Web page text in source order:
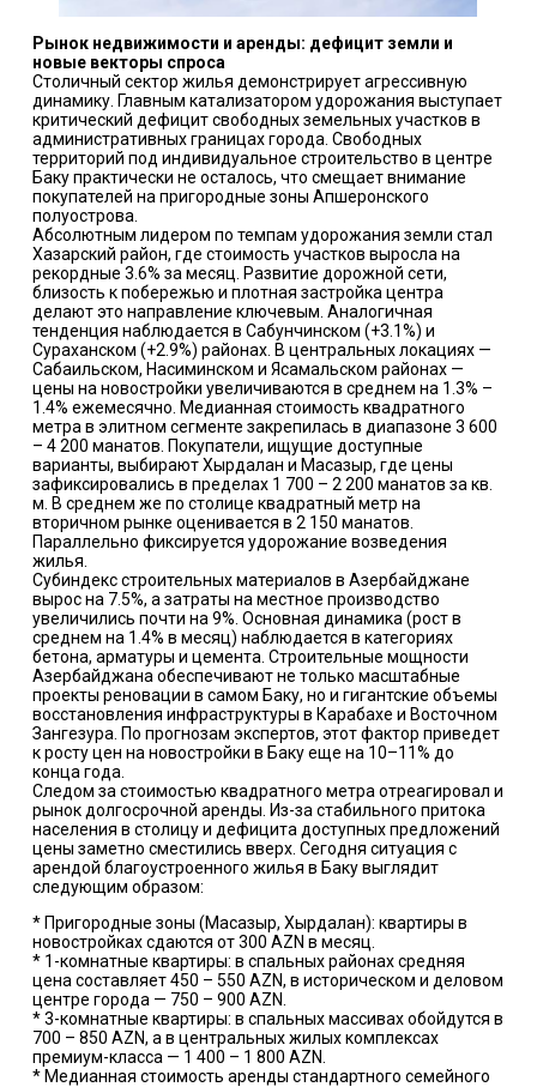
Рынок недвижимости и аренды: дефицит земли и
новые векторы спроса
Столичный сектор жилья демонстрирует агрессивную
динамику. Главным катализатором удорожания выступает
критический дефицит свободных земельных участков в
административных границах города. Свободных
территорий под индивидуальное строительство в центре
Баку практически не осталось, что смещает внимание
покупателей на пригородные зоны Апшеронского
полуострова.
Абсолютным лидером по темпам удорожания земли стал
Хазарский район, где стоимость участков выросла на
рекордные 3.6% за месяц. Развитие дорожной сети,
близость к побережью и плотная застройка центра
делают это направление ключевым. Аналогичная
тенденция наблюдается в Сабунчинском (+3.1%) и
Сураханском (+2.9%) районах. В центральных локациях —
Сабаильском, Насиминском и Ясамальском районах —
цены на новостройки увеличиваются в среднем на 1.3% –
1.4% ежемесячно. Медианная стоимость квадратного
метра в элитном сегменте закрепилась в диапазоне 3 600
– 4 200 манатов. Покупатели, ищущие доступные
варианты, выбирают Хырдалан и Масазыр, где цены
зафиксировались в пределах 1 700 – 2 200 манатов за кв.
м. В среднем же по столице квадратный метр на
вторичном рынке оценивается в 2 150 манатов.
Параллельно фиксируется удорожание возведения
жилья.
Субиндекс строительных материалов в Азербайджане
вырос на 7.5%, а затраты на местное производство
увеличились почти на 9%. Основная динамика (рост в
среднем на 1.4% в месяц) наблюдается в категориях
бетона, арматуры и цемента. Строительные мощности
Азербайджана обеспечивают не только масштабные
проекты реновации в самом Баку, но и гигантские объемы
восстановления инфраструктуры в Карабахе и Восточном
Зангезура. По прогнозам экспертов, этот фактор приведет
к росту цен на новостройки в Баку еще на 10–11% до
конца года.
Следом за стоимостью квадратного метра отреагировал и
рынок долгосрочной аренды. Из-за стабильного притока
населения в столицу и дефицита доступных предложений
цены заметно сместились вверх. Сегодня ситуация с
арендой благоустроенного жилья в Баку выглядит
следующим образом:
* Пригородные зоны (Масазыр, Хырдалан): квартиры в
новостройках сдаются от 300 AZN в месяц.
* 1-комнатные квартиры: в спальных районах средняя
цена составляет 450 – 550 AZN, в историческом и деловом
центре города — 750 – 900 AZN.
* 3-комнатные квартиры: в спальных массивах обойдутся в
700 – 850 AZN, а в центральных жилых комплексах
премиум-класса — 1 400 – 1 800 AZN.
* Медианная стоимость аренды стандартного семейного